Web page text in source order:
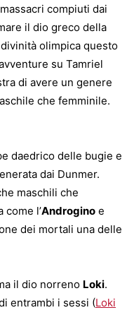
compiuti dai
il dio greco della
olimpica questo
su Tamriel
di avere un genere
che femminile.
daedrico delle bugie e
dai Dunmer.
maschili che
l’Androgino e
dei mortali una delle
il dio norreno Loki.
entrambi i sessi (Loki